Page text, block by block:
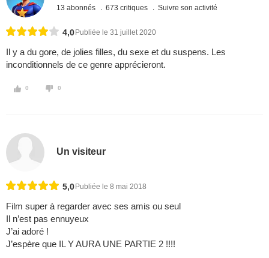
13 abonnés 673 critiques Suivre son activité
4,0 Publiée le 31 juillet 2020
Il y a du gore, de jolies filles, du sexe et du suspens. Les
inconditionnels de ce genre apprécieront.
0 0
Un visiteur
5,0 Publiée le 8 mai 2018
Film super à regarder avec ses amis ou seul
Il n’est pas ennuyeux
J’ai adoré !
J’espère que IL Y AURA UNE PARTIE 2 !!!!